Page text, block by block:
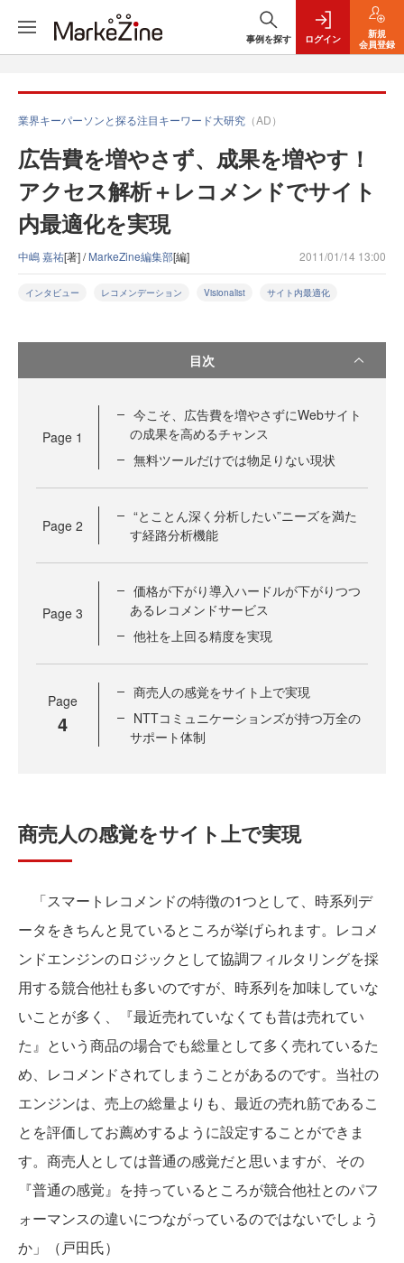
事例を探す ログイン
新規
会員登録
業界キーパーソンと探る注目キーワード大研究 （AD）
広告費を増やさず、成果を増やす！
アクセス解析＋レコメンドでサイト
内最適化を実現
中嶋 嘉祐[著] /MarkeZine編集部[編] 2011/01/14 13:00
インタビュー レコメンデーション Visionalist サイト内最適化
目次
Page 1
今こそ、広告費を増やさずにWebサイト
の成果を高めるチャンス
無料ツールだけでは物足りない現状
Page 2
“とことん深く分析したい”ニーズを満た
す経路分析機能
Page 3
価格が下がり導入ハードルが下がりつつ
あるレコメンドサービス
他社を上回る精度を実現
Page
4
商売人の感覚をサイト上で実現
NTTコミュニケーションズが持つ万全の
サポート体制
商売人の感覚をサイト上で実現
「スマートレコメンドの特徴の1つとして、時系列デ
ータをきちんと見ているところが挙げられます。レコメ
ンドエンジンのロジックとして協調フィルタリングを採
用する競合他社も多いのですが、時系列を加味していな
いことが多く、『最近売れていなくても昔は売れてい
た』という商品の場合でも総量として多く売れているた
め、レコメンドされてしまうことがあるのです。当社の
エンジンは、売上の総量よりも、最近の売れ筋であるこ
とを評価してお薦めするように設定することができま
す。商売人としては普通の感覚だと思いますが、その
『普通の感覚』を持っているところが競合他社とのパフ
ォーマンスの違いにつながっているのではないでしょう
か」（戸田氏）